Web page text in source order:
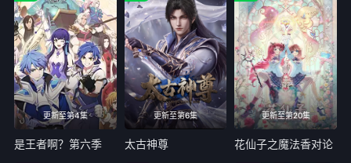
更新至第4集
是王者啊？第六季
更新至第6集
太古神尊
更新至第20集
花仙子之魔法香对论